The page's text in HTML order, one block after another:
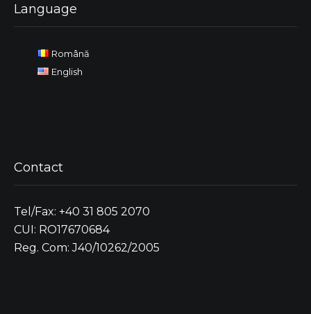
Language
Română
English
Contact
Tel/Fax: +40 31 805 2070
CUI: RO17670684
Reg. Com: J40/10262/2005